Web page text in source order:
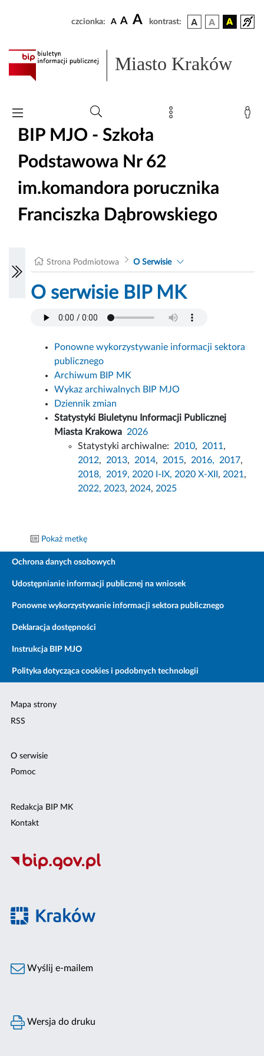
czcionka: A A A kontrast:
Miasto Kraków
BIP MJO - Szkoła
Podstawowa Nr 62
im.komandora porucznika
Franciszka Dąbrowskiego
Strona Podmiotowa O Serwisie
O serwisie BIP MK
Ponowne wykorzystywanie informacji sektora
publicznego
Archiwum BIP MK
Wykaz archiwalnych BIP MJO
Dziennik zmian
Statystyki Biuletynu Informacji Publicznej
Miasta Krakowa 2026
Statystyki archiwalne: 2010, 2011,
2012, 2013, 2014, 2015, 2016, 2017,
2018,
2019, 2020 I-IX, 2020 X-XII , 2021,
2022, 2023, 2024, 2025
Pokaż metkę
Ochrona danych osobowych
Udostępnianie informacji publicznej na wniosek
Ponowne wykorzystywanie informacji sektora publicznego
Deklaracja dostępności
Instrukcja BIP MJO
Polityka dotycząca cookies i podobnych technologii
Mapa strony
RSS
O serwisie
Pomoc
Redakcja BIP MK
Kontakt
Wyślij e-mailem
Wersja do druku